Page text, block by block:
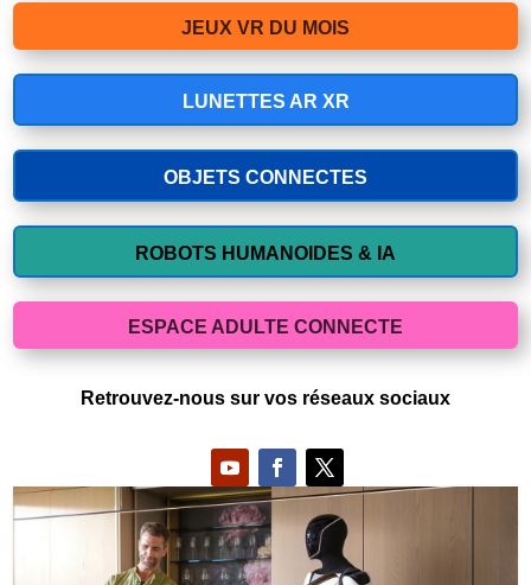
JEUX VR DU MOIS
LUNETTES AR XR
OBJETS CONNECTES
ROBOTS HUMANOIDES & IA
ESPACE ADULTE CONNECTE
Retrouvez-nous sur vos réseaux sociaux